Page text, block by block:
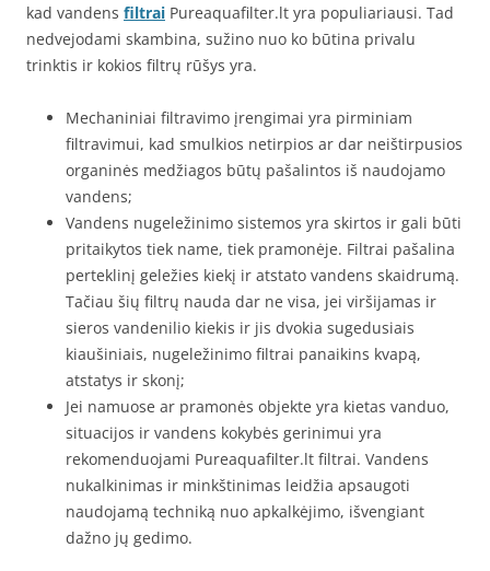
kad vandens filtrai Pureaquafilter.lt yra populiariausi. Tad
nedvejodami skambina, sužino nuo ko būtina privalu
trinktis ir kokios filtrų rūšys yra.
Mechaniniai filtravimo įrengimai yra pirminiam
filtravimui, kad smulkios netirpios ar dar neištirpusios
organinės medžiagos būtų pašalintos iš naudojamo
vandens;
Vandens nugeležinimo sistemos yra skirtos ir gali būti
pritaikytos tiek name, tiek pramonėje. Filtrai pašalina
perteklinį geležies kiekį ir atstato vandens skaidrumą.
Tačiau šių filtrų nauda dar ne visa, jei viršijamas ir
sieros vandenilio kiekis ir jis dvokia sugedusiais
kiaušiniais, nugeležinimo filtrai panaikins kvapą,
atstatys ir skonį;
Jei namuose ar pramonės objekte yra kietas vanduo,
situacijos ir vandens kokybės gerinimui yra
rekomenduojami Pureaquafilter.lt filtrai. Vandens
nukalkinimas ir minkštinimas leidžia apsaugoti
naudojamą techniką nuo apkalkėjimo, išvengiant
dažno jų gedimo.